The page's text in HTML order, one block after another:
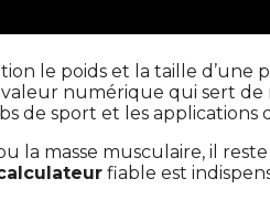
le poids et la taille
numérique qui sert
de sport et les applications
la masse musculaire, il
fiable est